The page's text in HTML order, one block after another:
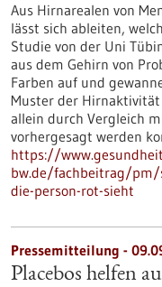
Aus Hirnarealen von
lässt sich ableiten,
Studie von der Uni
aus dem Gehirn von
Farben auf und
Muster der Hirnaktivität
allein durch Vergleich
vorhergesagt werden
https://
bw.de/fachbeitrag/pm/
die-person-rot-sieht
Pressemitteilung -
Placebos helfen